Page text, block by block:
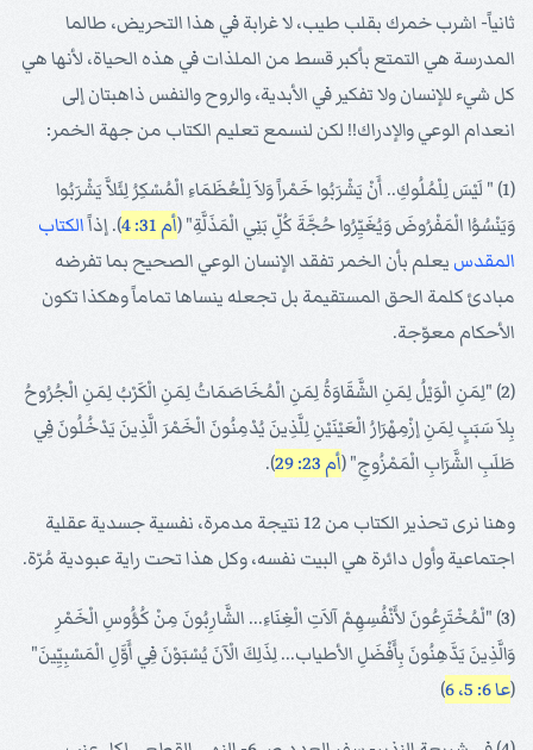
ثانياً- اشرب خمرك بقلب طيب، لا غرابة في هذا التحريض، طالما
المدرسة هي التمتع بأكبر قسط من الملذات في هذه الحياة، لأنها هي
كل شيء للإنسان ولا تفكير في الأبدية، والروح والنفس ذاهبتان إلى
انعدام الوعي والإدراك!! لكن لنسمع تعليم الكتاب من جهة الخمر:
(1) " لَيْسَ لِلْمُلُوكِ.. أَنْ يَشْرَبُوا خَمْراً وَلاَ لِلْعُظَمَاءِ الْمُسْكِرُ لِئَلاَّ يَشْرَبُوا
وَيَنْسُوُا الْمَفْرُوضَ وَيُغَيِّرُوا حُجَّةَ كُلِّ بَنِي الْمَذَلَّةِ" (أم 31: 4 ). إذاًالكتاب
المقدس يعلم بأن الخمر تفقد الإنسان الوعي الصحيح بما تفرضه
مبادئ كلمة الحق المستقيمة بل تجعله ينساها تماماً وهكذا تكون
الأحكام معوّجة.
(2) "لِمَنِ الْوَيْلُ لِمَنِ الشَّقَاوَةُ لِمَنِ الْمُخَاصَمَاتُ لِمَنِ الْكَرْبُ لِمَنِ الْجُرُوحُ
بِلاَ سَبَبٍ لِمَنِ إزْمِهْرَارُ الْعَيْنَيْنِ لِلَّذِينَ يُدْمِنُونَ الْخَمْرَ الَّذِينَ يَدْخُلُونَ فِي
طَلَبِ الشَّرَابِ الْمَمْزُوجِ" (أم 23: 29 ).
وهنا نرى تحذير الكتاب من 12 نتيجة مدمرة، نفسية جسدية عقلية
اجتماعية وأول دائرة هي البيت نفسه، وكل هذا تحت راية عبودية مُرّة.
(3) "لْمُخْتَرِعُونَ لأَنْفُسِهِمْ آلاَتِ الْغِنَاءِ... الشَّارِبُونَ مِنْ كُؤُوسِ الْخَمْرِ
وَالَّذِينَ يَدَّهِنُونَ بِأَفْضَلِ الأطياب... لِذَلِكَ الْآنَ يُسْبَوْنَ فِي أَوَّلِ الْمَسْبِيِّينَ"
(عا 6: 5، 6 )